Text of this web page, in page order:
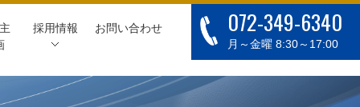
072-349-6340
月～金曜 8:30～17:00
採用情報 お問い合わせ